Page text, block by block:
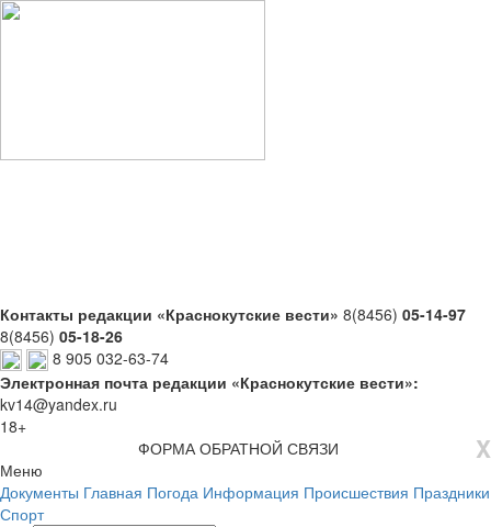
Контакты редакции «Краснокутские вести» 8(8456) 05-14-97
8(8456) 05-18-26
8 905 032-63-74
Электронная почта редакции «Краснокутские вести»:
kv14@yandex.ru
18+
X
ФОРМА ОБРАТНОЙ СВЯЗИ
Меню
Документы Главная Погода Информация Происшествия Праздники
Спорт